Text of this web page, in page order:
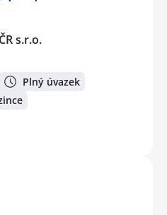
s.r.o.
Plný úvazek